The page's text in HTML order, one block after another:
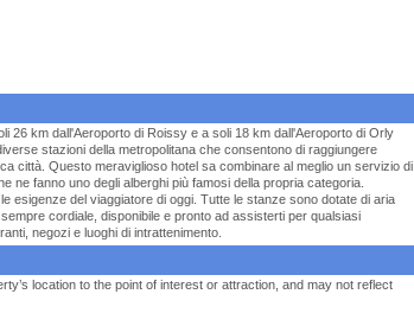
26 km dall'Aeroporto di Roissy e a soli 18 km dall'Aeroporto di Orly
stazioni della metropolitana che consentono di raggiungere
città. Questo meraviglioso hotel sa combinare al meglio un servizio di
ne fanno uno degli alberghi più famosi della propria categoria.
esigenze del viaggiatore di oggi. Tutte le stanze sono dotate di aria
cordiale, disponibile e pronto ad assisterti per qualsiasi
negozi e luoghi di intrattenimento.
location to the point of interest or attraction, and may not reflect